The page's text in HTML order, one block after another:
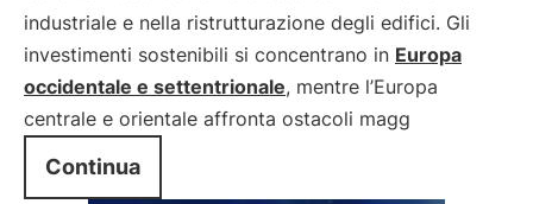
industriale e nella ristrutturazione degli edifici. Gli
investimenti sostenibili si concentrano in Europa
occidentale e settentrionale, mentre l’Europa
centrale e orientale affronta ostacoli magg
Continua